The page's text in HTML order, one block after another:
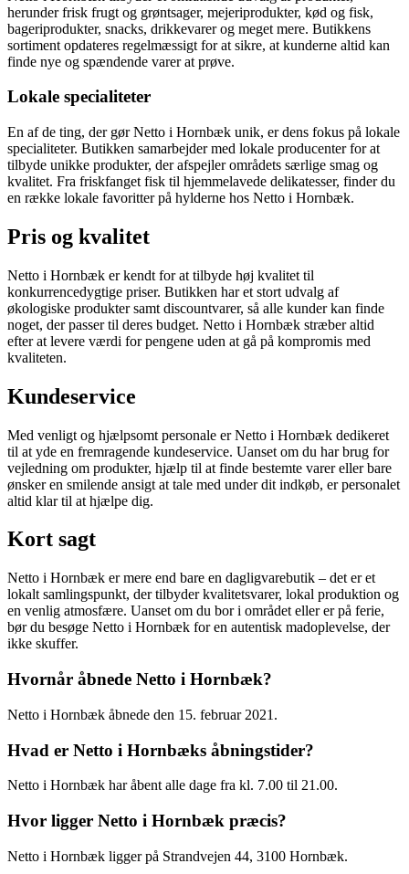
herunder frisk frugt og grøntsager, mejeriprodukter, kød og fisk,
bageriprodukter, snacks, drikkevarer og meget mere. Butikkens
sortiment opdateres regelmæssigt for at sikre, at kunderne altid kan
finde nye og spændende varer at prøve.
Lokale specialiteter
En af de ting, der gør Netto i Hornbæk unik, er dens fokus på lokale
specialiteter. Butikken samarbejder med lokale producenter for at
tilbyde unikke produkter, der afspejler områdets særlige smag og
kvalitet. Fra friskfanget fisk til hjemmelavede delikatesser, finder du
en række lokale favoritter på hylderne hos Netto i Hornbæk.
Pris og kvalitet
Netto i Hornbæk er kendt for at tilbyde høj kvalitet til
konkurrencedygtige priser. Butikken har et stort udvalg af
økologiske produkter samt discountvarer, så alle kunder kan finde
noget, der passer til deres budget. Netto i Hornbæk stræber altid
efter at levere værdi for pengene uden at gå på kompromis med
kvaliteten.
Kundeservice
Med venligt og hjælpsomt personale er Netto i Hornbæk dedikeret
til at yde en fremragende kundeservice. Uanset om du har brug for
vejledning om produkter, hjælp til at finde bestemte varer eller bare
ønsker en smilende ansigt at tale med under dit indkøb, er personalet
altid klar til at hjælpe dig.
Kort sagt
Netto i Hornbæk er mere end bare en dagligvarebutik – det er et
lokalt samlingspunkt, der tilbyder kvalitetsvarer, lokal produktion og
en venlig atmosfære. Uanset om du bor i området eller er på ferie,
bør du besøge Netto i Hornbæk for en autentisk madoplevelse, der
ikke skuffer.
Hvornår åbnede Netto i Hornbæk?
Netto i Hornbæk åbnede den 15. februar 2021.
Hvad er Netto i Hornbæks åbningstider?
Netto i Hornbæk har åbent alle dage fra kl. 7.00 til 21.00.
Hvor ligger Netto i Hornbæk præcis?
Netto i Hornbæk ligger på Strandvejen 44, 3100 Hornbæk.